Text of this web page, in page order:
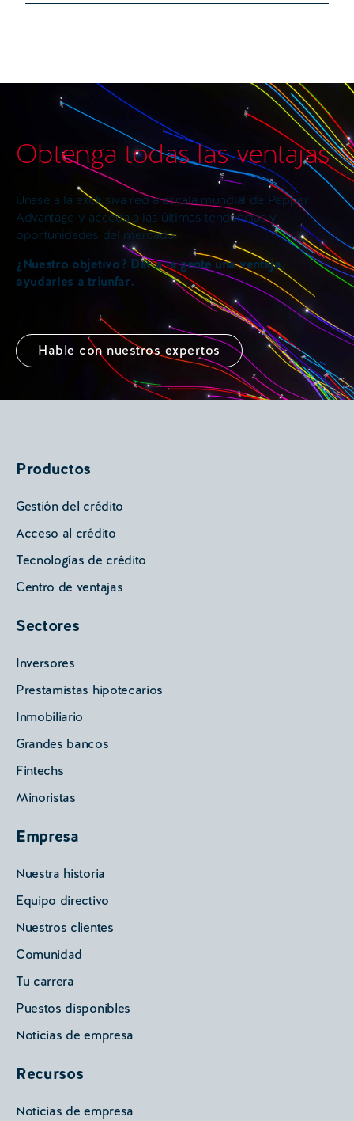
Obtenga todas las ventajas
Únase a la exclusiva red a escala mundial de Pepper
Advantage y acceda a las últimas tendencias y
oportunidades del mercado.
¿Nuestro objetivo? Dar a la gente una ventaja,
ayudarles a triunfar.
Hable con nuestros expertos
Productos
Gestión del crédito
Acceso al crédito
Tecnologías de crédito
Centro de ventajas
Sectores
Inversores
Prestamistas hipotecarios
Inmobiliario
Grandes bancos
Fintechs
Minoristas
Empresa
Nuestra historia
Equipo directivo
Nuestros clientes
Comunidad
Tu carrera
Puestos disponibles
Noticias de empresa
Recursos
Noticias de empresa